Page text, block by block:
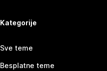
Kategorije
Sve teme
Besplatne teme